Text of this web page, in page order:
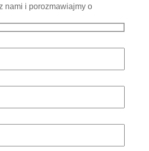
nami i porozmawiajmy o